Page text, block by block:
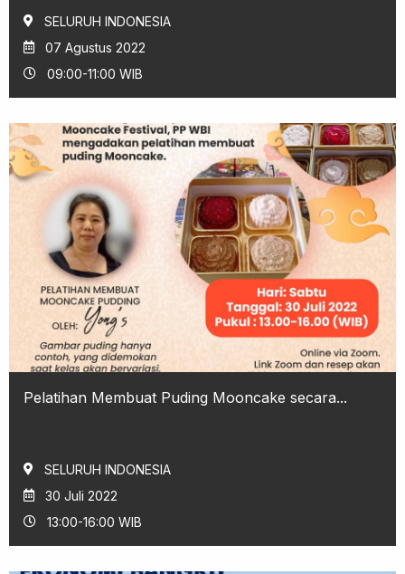
SELURUH INDONESIA
07 Agustus 2022
09:00-11:00 WIB
Pelatihan Membuat Puding Mooncake secara...
SELURUH INDONESIA
30 Juli 2022
13:00-16:00 WIB